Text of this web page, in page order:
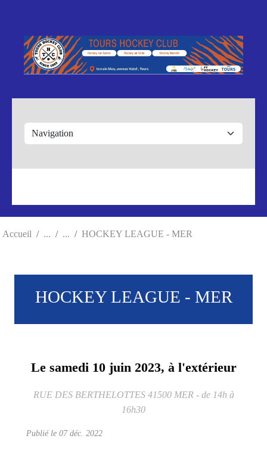
Accueil HOCKEY LEAGUE - MER
HOCKEY LEAGUE - MER
Le samedi 10 juin 2023, à l'extérieur
RUE DES BERTHELOTTES 41500 MER - de 14h à
16h30
Publié le 07 déc. 2022